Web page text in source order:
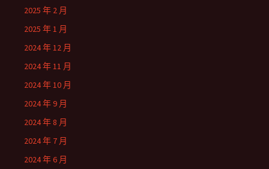
2025 年 2 月
2025 年 1 月
2024 年 12 月
2024 年 11 月
2024 年 10 月
2024 年 9 月
2024 年 8 月
2024 年 7 月
2024 年 6 月